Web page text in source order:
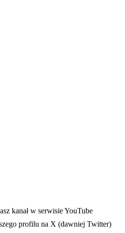
karcie
w nowej karcie
kanał w serwisie YouTube
profilu na X (dawniej Twitter)